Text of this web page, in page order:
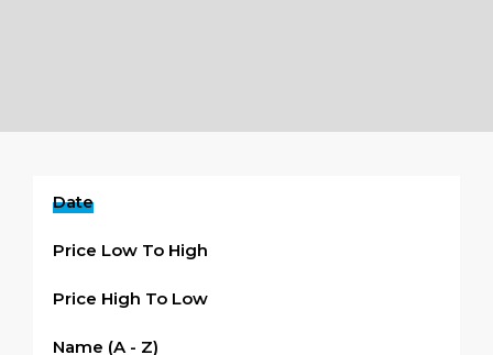
Date
Price Low To High
Price High To Low
Name (a - Z)